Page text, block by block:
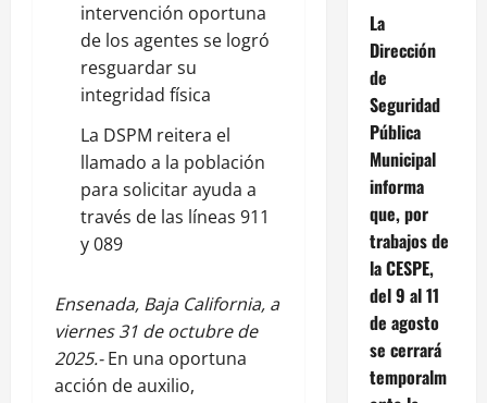
intervención oportuna
de los agentes se logró
resguardar su
integridad física
La DSPM reitera el
llamado a la población
para solicitar ayuda a
través de las líneas 911
y 089
Ensenada, Baja California, a
viernes 31 de octubre de
2025.-En una oportuna
acción de auxilio,
La
Dirección
de
Seguridad
Pública
Municipal
informa
que, por
trabajos de
la CESPE,
del 9 al 11
de agosto
se cerrará
temporalm